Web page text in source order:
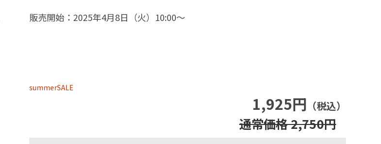
summerSALE
1,925円 （税込）
通常価格 2,750円
販売開始：2025年4月8日（火）10:00～